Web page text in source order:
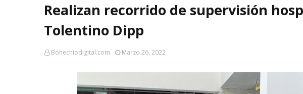
Realizan recorrido de supervisión
Tolentino Dipp
Bohechiodigital.com Marzo 26, 2022